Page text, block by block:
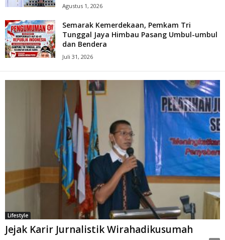
Agustus 1, 2026
Semarak Kemerdekaan, Pemkam Tri
Tunggal Jaya Himbau Pasang Umbul-umbul
dan Bendera
Juli 31, 2026
Lifestyle
Jejak Karir Jurnalistik Wirahadikusumah